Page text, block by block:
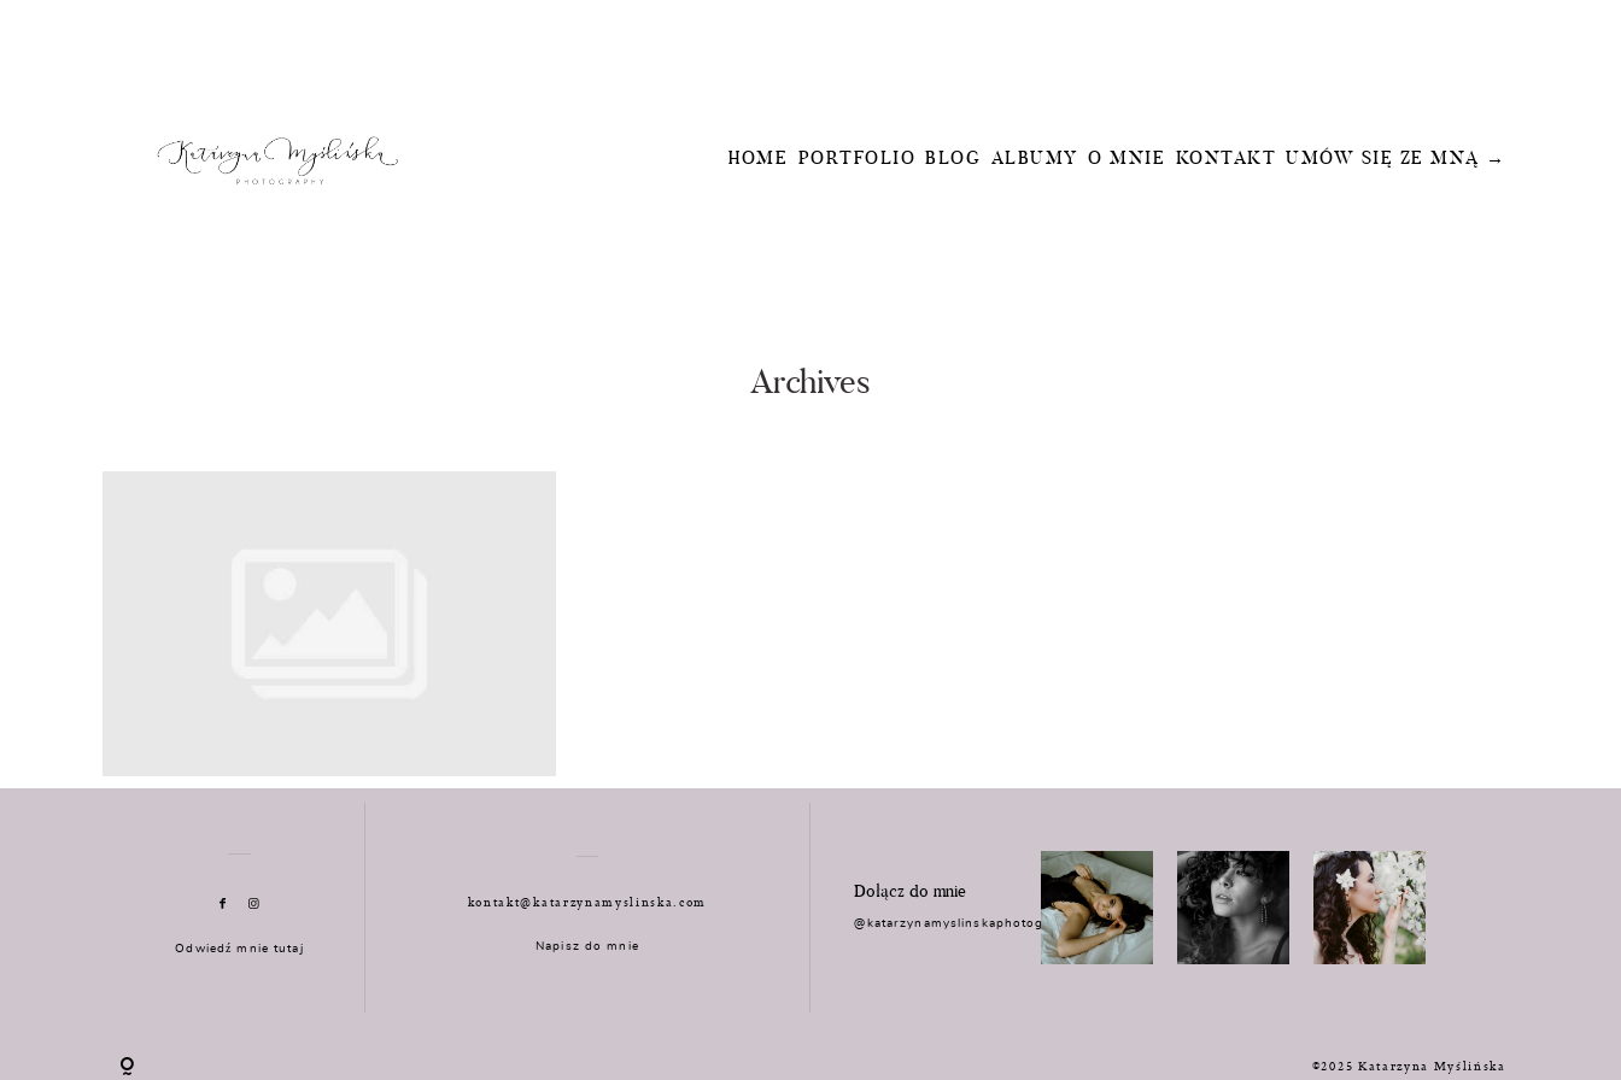
HOME PORTFOLIO BLOG ALBUMY O MNIE KONTAKT UMÓW SIĘ ZE MNĄ →
Archives
Odwiedź mnie tutaj
kontakt@katarzynamyslinska.com
Napisz do mnie
Dołącz do mnie
@katarzynamyslinskaphotography
©2025 Katarzyna Myślińska